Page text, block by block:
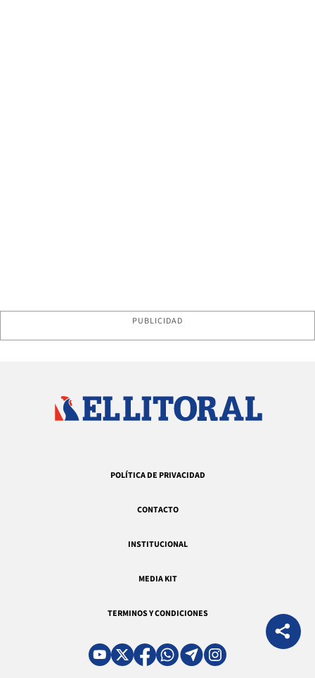
PUBLICIDAD
POLÍTICA DE PRIVACIDAD
CONTACTO
INSTITUCIONAL
MEDIA KIT
TERMINOS Y CONDICIONES